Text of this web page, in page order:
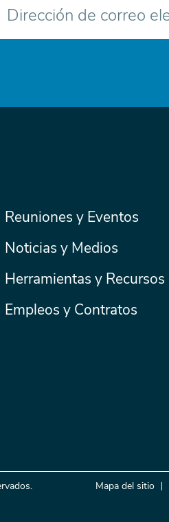
Secondary
Reuniones y Eventos
Noticias y Medios
Herramientas y Recursos
Empleos y Contratos
Mapa del sitio